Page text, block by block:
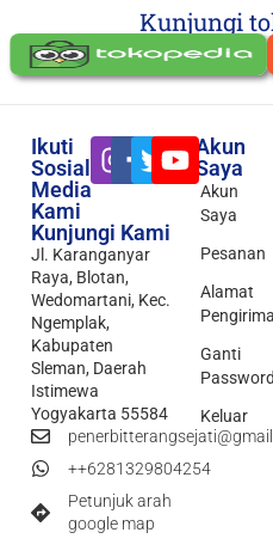
Kunjungi
Akun
Saya
Akun
Saya
Pesanan
Alamat
Ganti
Password
Keluar
Ikuti
Sosial
Media
Kami
Kunjungi Kami
Jl. Karanganyar
Raya, Blotan,
Wedomartani, Kec.
Ngemplak,
Kabupaten
Sleman, Daerah
Istimewa
Yogyakarta 55584
++6281329804254
Petunjuk arah
google map